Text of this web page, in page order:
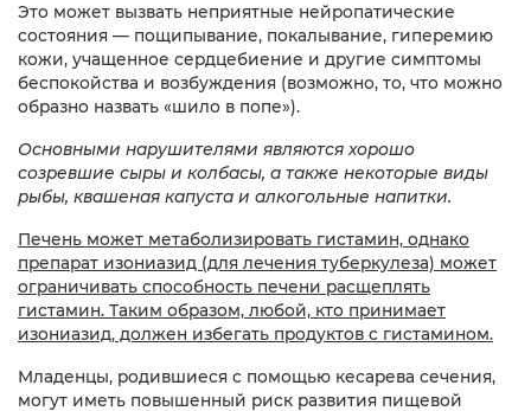
Это может вызвать неприятные нейропатические
состояния — пощипывание, покалывание, гиперемию
кожи, учащенное сердцебиение и другие симптомы
беспокойства и возбуждения (возможно, то, что можно
образно назвать «шило в попе»).
Основными нарушителями являются хорошо
созревшие сыры и колбасы, а также некоторые виды
рыбы, квашеная капуста и алкогольные напитки.
Печень может метаболизировать гистамин, однако
препарат изониазид (для лечения туберкулеза) может
ограничивать способность печени расщеплять
гистамин. Таким образом, любой, кто принимает
изониазид, должен избегать продуктов с гистамином.
Младенцы, родившиеся с помощью кесарева сечения,
могут иметь повышенный риск развития пищевой